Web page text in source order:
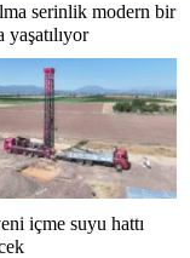
serinlik modern bir
yaşatılıyor
içme suyu hattı